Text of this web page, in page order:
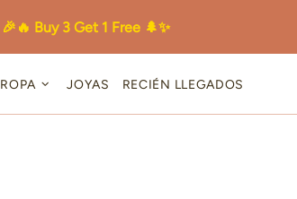
🎉🔥 Buy 3 Get 1 Free 🌲✨
ROPA JOYAS RECIÉN LLEGADOS